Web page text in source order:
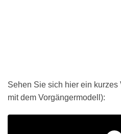
Sehen Sie sich hier ein kurzes
mit dem Vorgängermodell):